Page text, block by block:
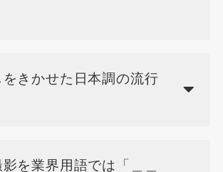
きかせた日本調の流行
を業界用語では「＿＿